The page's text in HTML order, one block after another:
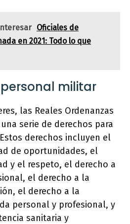
Oficiales de
en 2021: Todo lo que
militar
las Reales Ordenanzas
serie de derechos para
derechos incluyen el
de oportunidades, el
y el respeto, el derecho a
el derecho a la
el derecho a la
personal y profesional, y
sanitaria y